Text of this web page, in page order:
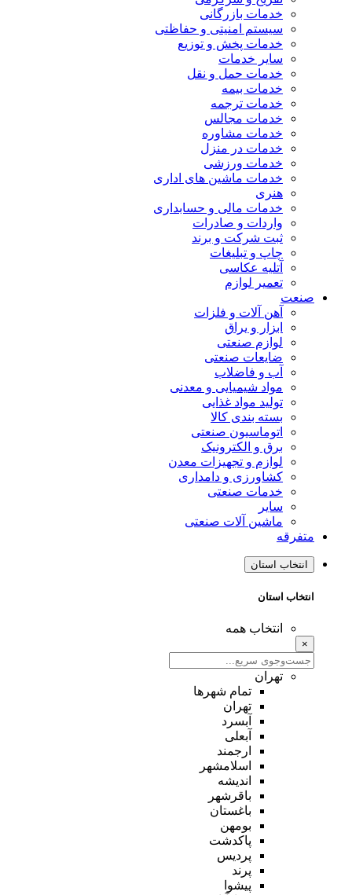
خدمات بازرگانی
سیستم امنیتی و حفاظتی
خدمات پخش و توزیع
سایر خدمات
خدمات حمل و نقل
خدمات بیمه
خدمات ترجمه
خدمات مجالس
خدمات مشاوره
خدمات در منزل
خدمات ورزشی
خدمات ماشین های اداری
هنری
خدمات مالی و حسابداری
واردات و صادرات
ثبت شرکت و برند
چاپ و تبلیغات
آتلیه عکاسی
تعمیر لوازم
صنعت
آهن آلات و فلزات
ابزار و یراق
لوازم صنعتی
ضایعات صنعتی
آب و فاضلاب
مواد شیمیایی و معدنی
تولید مواد غذایی
بسته بندی کالا
اتوماسیون صنعتی
برق و الکترونیک
لوازم و تجهیزات معدن
کشاورزی و دامداری
خدمات صنعتی
سایر
ماشین آلات صنعتی
متفرقه
انتخاب استان
انتخاب استان
انتخاب همه
×
تهران
تمام شهر‌ها
تهران
آبسرد
آبعلی
ارجمند
اسلامشهر
اندیشه
باقرشهر
باغستان
بومهن
پاکدشت
پردیس
پرند
پیشوا